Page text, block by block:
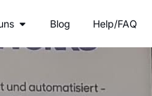
Öffne Über uns
Blog Help/FAQ